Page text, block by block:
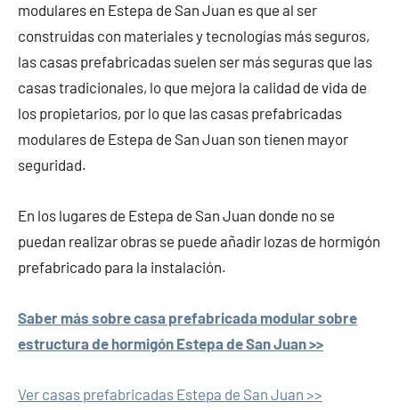
modulares en Estepa de San Juan es que al ser
construidas con materiales y tecnologías más seguros,
las casas prefabricadas suelen ser más seguras que las
casas tradicionales, lo que mejora la calidad de vida de
los propietarios, por lo que las casas prefabricadas
modulares de Estepa de San Juan son tienen mayor
seguridad.
En los lugares de Estepa de San Juan donde no se
puedan realizar obras se puede añadir lozas de hormigón
prefabricado para la instalación.
Saber más sobre casa prefabricada modular sobre
estructura de hormigón Estepa de San Juan >>
Ver casas prefabricadas Estepa de San Juan >>